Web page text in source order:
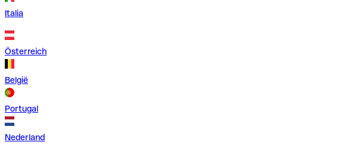
Italia
Österreich
België
Portugal
Nederland